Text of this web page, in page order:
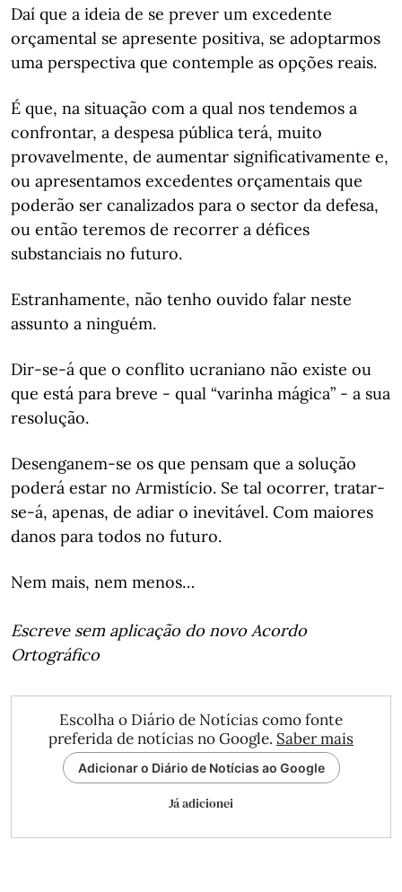
Daí que a ideia de se prever um excedente
orçamental se apresente positiva, se adoptarmos
uma perspectiva que contemple as opções reais.
É que, na situação com a qual nos tendemos a
confrontar, a despesa pública terá, muito
provavelmente, de aumentar significativamente e,
ou apresentamos excedentes orçamentais que
poderão ser canalizados para o sector da defesa,
ou então teremos de recorrer a défices
substanciais no futuro.
Estranhamente, não tenho ouvido falar neste
assunto a ninguém.
Dir-se-á que o conflito ucraniano não existe ou
que está para breve - qual “varinha mágica” - a sua
resolução.
Desenganem-se os que pensam que a solução
poderá estar no Armistício. Se tal ocorrer, tratar-
se-á, apenas, de adiar o inevitável. Com maiores
danos para todos no futuro.
Nem mais, nem menos…
Escreve sem aplicação do novo Acordo
Ortográfico
Escolha o Diário de Notícias como fonte
preferida de notícias no Google. Saber mais
Adicionar o Diário de Notícias ao Google
Já adicionei